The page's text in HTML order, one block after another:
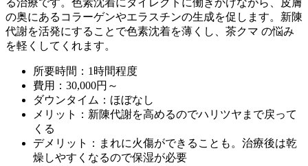
る治療です。色素沈着にダイレクトに働きかけながら、皮膚
の奥にあるコラーゲンやエラスチンの生成を促します。新陳
代謝を活発にすることで色素沈着を薄くし、茶クマ の悩み
を軽くしてくれます。
所要時間：1時間程度
費用：30,000円～
ダウンタイム：ほぼなし
メリット：新陳代謝を高めるのでハリツヤまで戻って
くる
デメリット：まれに火傷ができることも。治療後は乾
燥しやすくなるので保湿が必要